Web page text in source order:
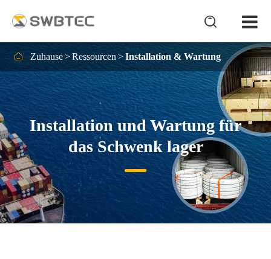

 Zuhause Ressourcen Installation & Wartung
Installation und Wartung für
das Schwenk lager